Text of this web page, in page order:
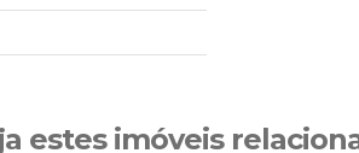
estes imóveis